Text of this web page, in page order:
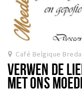
Café Belgique Breda
VERWEN DE
MET ONS